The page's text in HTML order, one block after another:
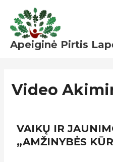
prie
turinio
Apeiginė Pirtis
Video
VAIKŲ IR
„AMŽINYBĖS